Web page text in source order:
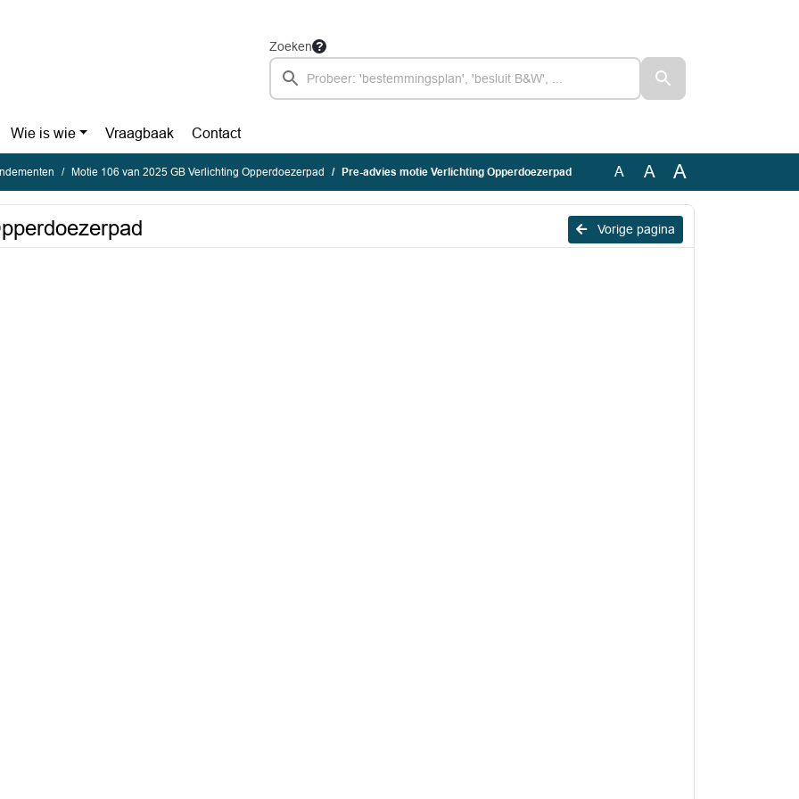
Zoeken
Wie is wie Vraagbaak Contact
Motie 106 van 2025 GB Verlichting Opperdoezerpad Pre-advies motie Verlichting Opperdoezerpad A A A
Vorige pagina